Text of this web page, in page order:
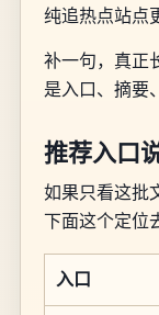
纯追热点站点
补一句，真正
是入口、摘要
推荐入口
如果只看这批
下面这个定位
入口